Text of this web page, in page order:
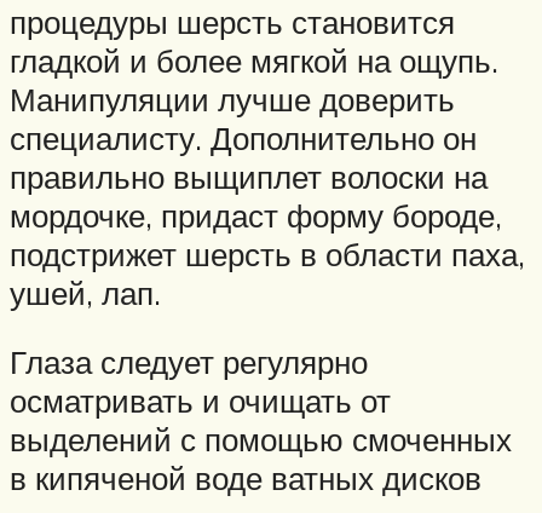
процедуры шерсть становится
гладкой и более мягкой на ощупь.
Манипуляции лучше доверить
специалисту. Дополнительно он
правильно выщиплет волоски на
мордочке, придаст форму бороде,
подстрижет шерсть в области паха,
ушей, лап.
Глаза следует регулярно
осматривать и очищать от
выделений с помощью смоченных
в кипяченой воде ватных дисков